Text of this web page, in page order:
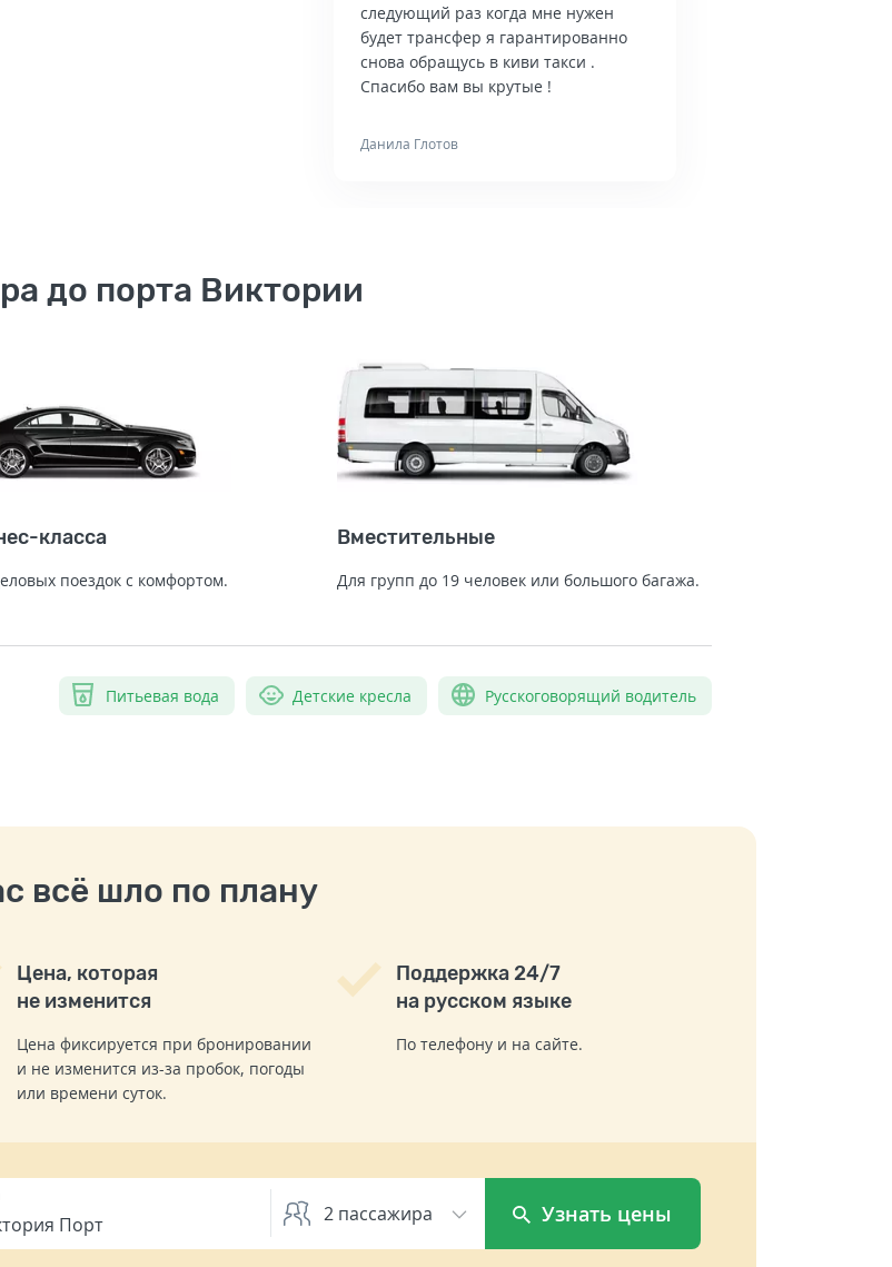
следующий раз когда мне нужен
будет трансфер я гарантированно
снова обращусь в киви такси .
Спасибо вам вы крутые !
Данила Глотов
до порта Виктории
класса
поездок с комфортом.
Вместительные
Для групп до 19 человек или большого багажа.
Питьевая вода Детские кресла Русскоговорящий водитель
всё шло по плану
Цена, которая
не изменится
Цена фиксируется при бронировании
и не изменится из-за пробок, погоды
или времени суток.
Поддержка 24/7
на русском языке
По телефону и на сайте.
2 пассажира Узнать цены